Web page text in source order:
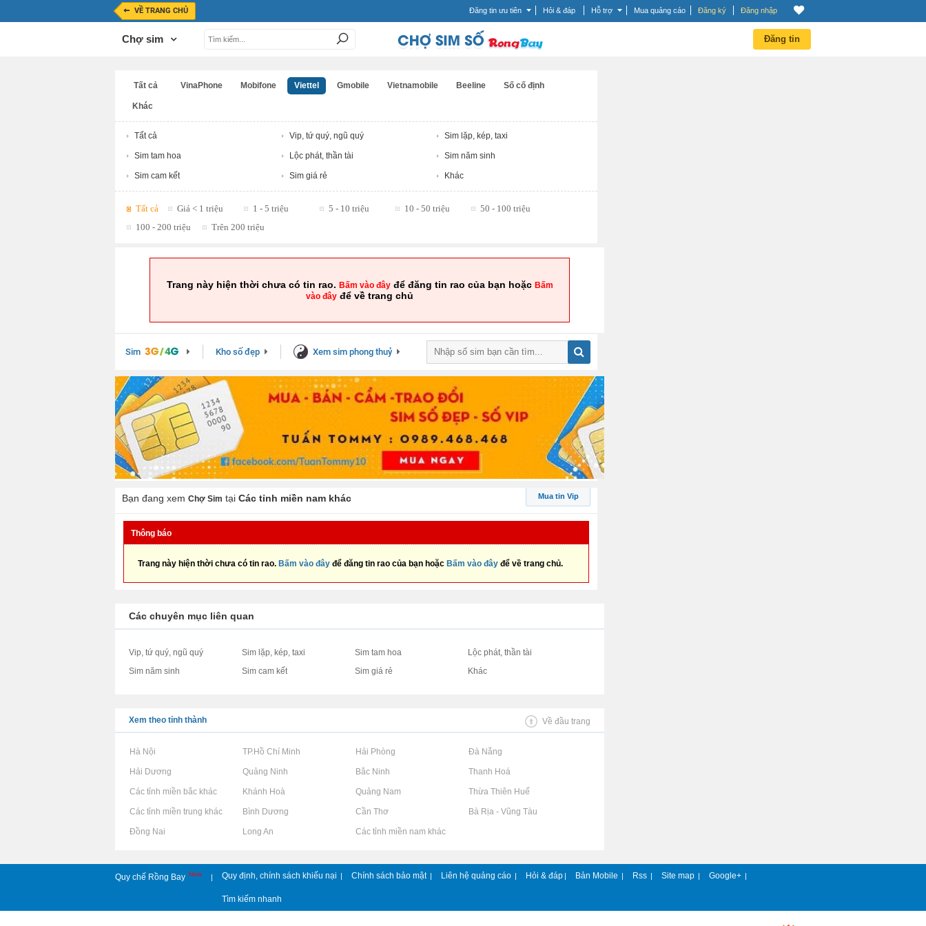
VỀ TRANG CHỦ Đăng tin ưu tiên Hỏi & đáp Hỗ trợ Mua quảng cáo Đăng ký Đăng nhập
Chợ sim Đăng tin
Tất cả VinaPhone Mobifone Viettel Gmobile Vietnamobile Beeline Số cố định
Khác
Tất cả Vip, tứ quý, ngũ quý Sim lặp, kép, taxi
Sim tam hoa Lộc phát, thần tài Sim năm sinh
Sim cam kết Sim giá rẻ Khác
Tất cả Giá < 1 triệu 1 - 5 triệu 5 - 10 triệu 10 - 50 triệu
50 - 100 triệu
100 - 200 triệu
Trên 200 triệu
Trang này hiện thời chưa có tin rao. Bấm vào đâyđể đăng tin rao của bạn hoặc Bấm
vào đây để về trang chủ
Sim Kho số đẹp Xem sim phong thuỷ
Bạn đang xem Chợ Sim tại Các tỉnh miền nam khác Mua tin Vip
Thông báo
Trang này hiện thời chưa có tin rao. Bấm vào đây để đăng tin rao của bạn hoặc Bấm vào đây để về trang chủ.
Các chuyên mục liên quan
Vip, tứ quý, ngũ quý Sim lặp, kép, taxi Sim tam hoa
Lộc phát, thần tài
Sim năm sinh
Sim cam kết Sim giá rẻ Khác
Xem theo tỉnh thành Về đầu trang
Rao vặt tại Hà Nội Rao vặt tại TP.Hồ Chí Minh Rao vặt tại Hải Phòng Rao vặt tại Đà Nẵng
Rao vặt tại Hải Dương Rao vặt tại Quảng Ninh Rao vặt tại Bắc Ninh Rao vặt tại Thanh Hoá
Rao vặt tại Các tỉnh miền bắc khácRao vặt tại Khánh Hoà Rao vặt tại Quảng Nam Rao vặt tại Thừa Thiên Huế
Rao vặt tại Các tỉnh miền trung khácRao vặt tại Bình Dương Rao vặt tại Cần Thơ Rao vặt tại Bà Rịa - Vũng Tàu
Rao vặt tại Đồng Nai Rao vặt tại Long An Rao vặt tại Các tỉnh miền nam khác
Quy chế Rồng Bay New | Quy định, chính sách khiếu nại | Chính sách bảo mật | Liên hệ quảng cáo | Hỏi & đáp | Bản Mobile | Rss | Site map | Google+ |
Tìm kiếm nhanh